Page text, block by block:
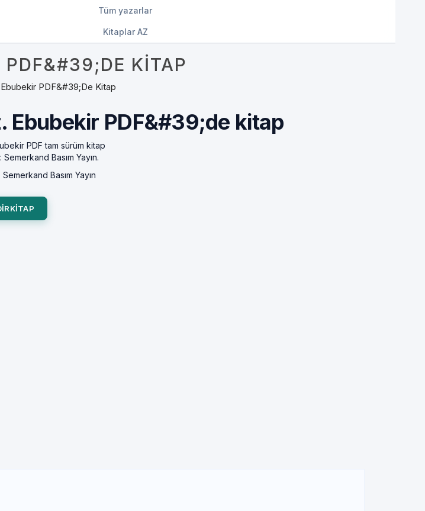
Tüm yazarlar
Kitaplar AZ
PDF&#39;DE KITAP
PDF&#39;de Kitap
Ebubekir PDF&#39;de kitap
PDF tam sürüm kitap
Semerkand Basım Yayın.
Semerkand Basım Yayın